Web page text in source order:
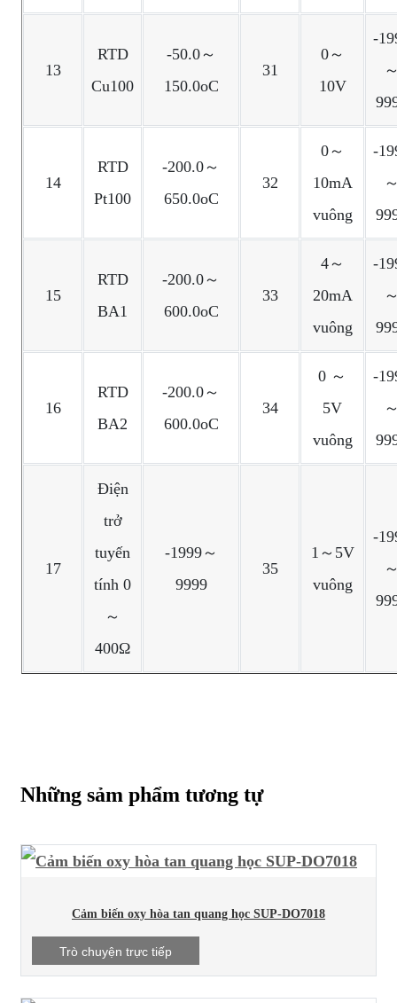
13
RTD
Cu100
-50.0～
150.0oC
31
0～
10V
-
14
RTD
Pt100
-200.0～
650.0oC
32
0～
10mA
vuông
-
15
RTD
BA1
-200.0～
600.0oC
33
4～
20mA
vuông
-
16
RTD
BA2
-200.0～
600.0oC
34
0 ～
5V
vuông
-
17
Điện
trở
tuyến
tính 0
～
400Ω
-1999～
9999
35
1～5V
vuông
-
Những sảm phẩm tương tự
Cảm biến oxy hòa tan quang học SUP-DO7018
Trò chuyện trực tiếp